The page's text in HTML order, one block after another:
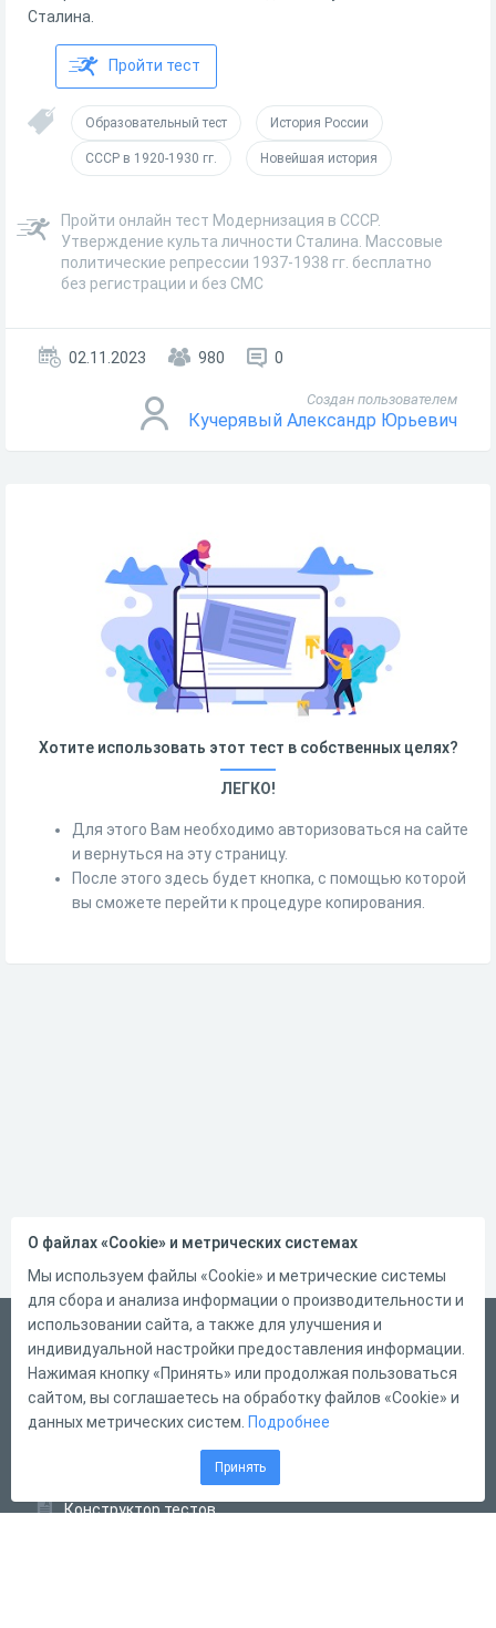
Сталина.
Пройти тест
Образовательный тест История России
СССР в 1920-1930 гг. Новейшая история
Пройти онлайн тест Модернизация в СССР.
Утверждение культа личности Сталина. Массовые
политические репрессии 1937-1938 гг. бесплатно
без регистрации и без СМС
02.11.2023 980 0
Создан пользователем
Кучерявый Александр Юрьевич
Хотите использовать этот тест в собственных целях?
ЛЕГКО!
Для этого Вам необходимо авторизоваться на сайте
и вернуться на эту страницу.
После этого здесь будет кнопка, с помощью которой
вы сможете перейти к процедуре копирования.
Русский
Справка
Форма обратной связи
Конструктор тестов
О файлах «Cookie» и метрических системах
Мы используем файлы «Cookie» и метрические системы
для сбора и анализа информации о производительности и
использовании сайта, а также для улучшения и
индивидуальной настройки предоставления информации.
Нажимая кнопку «Принять» или продолжая пользоваться
сайтом, вы соглашаетесь на обработку файлов «Cookie» и
данных метрических систем. Подробнее
Принять